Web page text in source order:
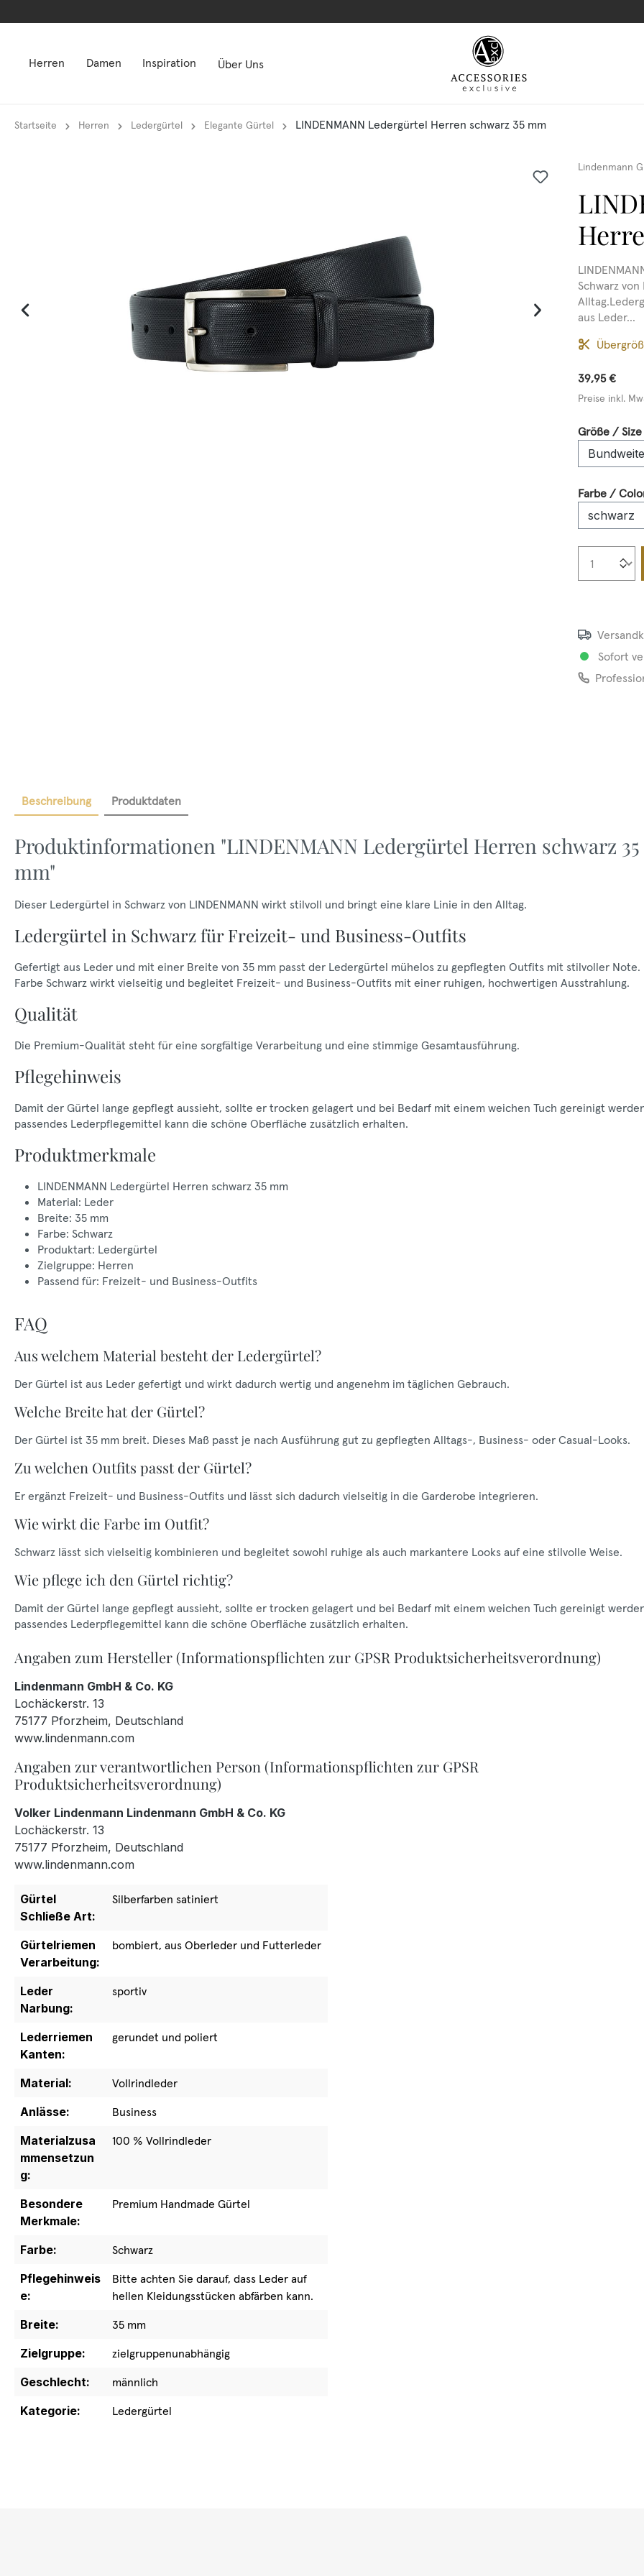
Herren Damen Inspiration Über Uns
Startseite Herren Ledergürtel Elegante Gürtel LINDENMANN Ledergürtel Herren schwarz 35 mm
Lindenmann
Schwarz
aus Leder...
39,95 €
Preise inkl.
Größe / Size
Farbe /
Sofort
Beschreibung Produktdaten
Produktinformationen "LINDENMANN Ledergürtel Herren schwarz 35
mm"
Dieser Ledergürtel in Schwarz von LINDENMANN wirkt stilvoll und bringt eine klare Linie in den Alltag.
Ledergürtel in Schwarz für Freizeit- und Business-Outfits
Gefertigt aus Leder und mit einer Breite von 35 mm passt der Ledergürtel mühelos zu gepflegten Outfits mit stilvoller Note.
Farbe Schwarz wirkt vielseitig und begleitet Freizeit- und Business-Outfits mit einer ruhigen, hochwertigen Ausstrahlung.
Qualität
Die Premium-Qualität steht für eine sorgfältige Verarbeitung und eine stimmige Gesamtausführung.
Pflegehinweis
Damit der Gürtel lange gepflegt aussieht, sollte er trocken gelagert und bei Bedarf mit einem weichen Tuch gereinigt
passendes Lederpflegemittel kann die schöne Oberfläche zusätzlich erhalten.
Produktmerkmale
LINDENMANN Ledergürtel Herren schwarz 35 mm
Material: Leder
Breite: 35 mm
Farbe: Schwarz
Produktart: Ledergürtel
Zielgruppe: Herren
Passend für: Freizeit- und Business-Outfits
FAQ
Aus welchem Material besteht der Ledergürtel?
Der Gürtel ist aus Leder gefertigt und wirkt dadurch wertig und angenehm im täglichen Gebrauch.
Welche Breite hat der Gürtel?
Der Gürtel ist 35 mm breit. Dieses Maß passt je nach Ausführung gut zu gepflegten Alltags-, Business- oder Casual-Looks.
Zu welchen Outfits passt der Gürtel?
Er ergänzt Freizeit- und Business-Outfits und lässt sich dadurch vielseitig in die Garderobe integrieren.
Wie wirkt die Farbe im Outfit?
Schwarz lässt sich vielseitig kombinieren und begleitet sowohl ruhige als auch markantere Looks auf eine stilvolle Weise.
Wie pflege ich den Gürtel richtig?
Damit der Gürtel lange gepflegt aussieht, sollte er trocken gelagert und bei Bedarf mit einem weichen Tuch gereinigt
passendes Lederpflegemittel kann die schöne Oberfläche zusätzlich erhalten.
Angaben zum Hersteller (Informationspflichten zur GPSR Produktsicherheitsverordnung)
Lindenmann GmbH & Co. KG
Lochäckerstr. 13
75177 Pforzheim, Deutschland
www.lindenmann.com
Angaben zur verantwortlichen Person (Informationspflichten zur GPSR
Produktsicherheitsverordnung)
Volker Lindenmann Lindenmann GmbH & Co. KG
Lochäckerstr. 13
75177 Pforzheim, Deutschland
www.lindenmann.com
Gürtel
Schließe Art:
Silberfarben satiniert
Gürtelriemen
Verarbeitung:
bombiert, aus Oberleder und Futterleder
Leder
Narbung:
sportiv
Lederriemen
Kanten:
gerundet und poliert
Material:
Vollrindleder
Anlässe:
Business
Materialzusa
mmensetzun
g:
100 % Vollrindleder
Besondere
Merkmale:
Premium Handmade Gürtel
Farbe:
Schwarz
Pflegehinweis
e:
Bitte achten Sie darauf, dass Leder auf
hellen Kleidungsstücken abfärben kann.
Breite:
35 mm
Zielgruppe:
zielgruppenunabhängig
Geschlecht:
männlich
Kategorie:
Ledergürtel